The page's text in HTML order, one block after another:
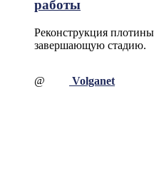
работы
Реконструкция
завершающую стадию.
@ Volganet